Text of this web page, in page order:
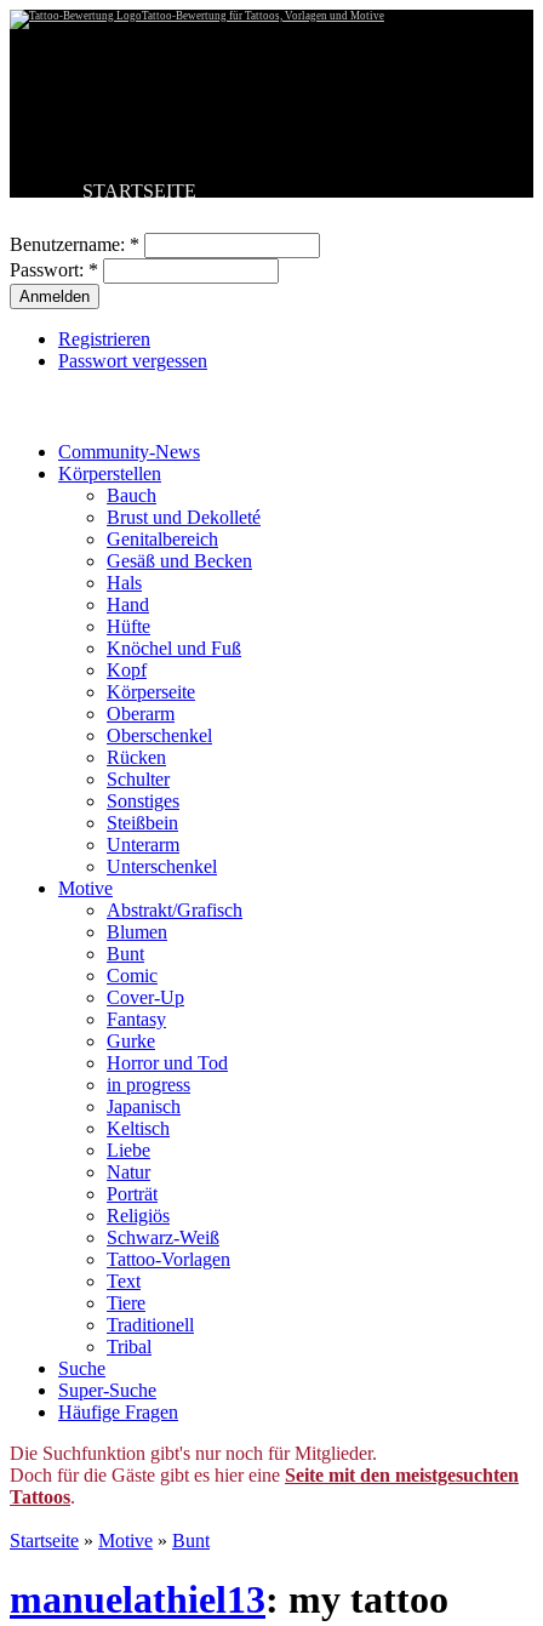
Tattoo-Bewertung für Tattoos, Vorlagen und Motive
STARTSEITE
BESTE TATTOOS
NEUESTE TATTOOS
KOMMENTARE
FORUM
Benutzername: *
Passwort: *
Registrieren
Passwort vergessen
Community-News
Körperstellen
Bauch
Brust und Dekolleté
Genitalbereich
Gesäß und Becken
Hals
Hand
Hüfte
Knöchel und Fuß
Kopf
Körperseite
Oberarm
Oberschenkel
Rücken
Schulter
Sonstiges
Steißbein
Unterarm
Unterschenkel
Motive
Abstrakt/Grafisch
Blumen
Bunt
Comic
Cover-Up
Fantasy
Gurke
Horror und Tod
in progress
Japanisch
Keltisch
Liebe
Natur
Porträt
Religiös
Schwarz-Weiß
Tattoo-Vorlagen
Text
Tiere
Traditionell
Tribal
Suche
Super-Suche
Häufige Fragen
Die Suchfunktion gibt's nur noch für Mitglieder.
Doch für die Gäste gibt es hier eine Seite mit den meistgesuchten
Tattoos.
Startseite » Motive » Bunt
manuelathiel13: my tattoo